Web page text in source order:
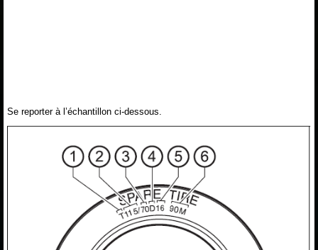
Se reporter à l’échantillon ci-dessous.